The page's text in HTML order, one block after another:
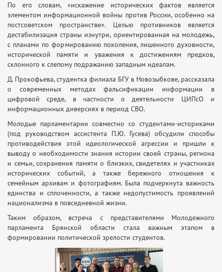
По его словам, «искажение исторических фактов является
элементом информационной войны против России, особенно на
постсоветском пространстве». Целью противников является
дестабилизация страны изнутри, ориентированная на молодежь,
с планами по формированию поколения, лишенного духовности,
исторической памяти и уважения к достижениям предков,
склонного к слепому подражанию западным идеалам.
Д. Прокофьева, студентка филиала БГУ в Новозыбкове, рассказала
о современных методах фальсификации информации в
цифровой среде, в частности о деятельности ЦИПсО и
информационных диверсиях в период СВО.
Молодые парламентарии совместно со студентами-историками
(под руководством ассистента П.Ю. Гусева) обсудили способы
противодействия этой идеологической агрессии и пришли к
выводу о необходимости знания истории своей страны, региона
и семьи, сохранения памяти о близких, свидетелях и участниках
исторических событий, а также бережного отношения к
семейным архивам и фотографиям. Была подчеркнута важность
единства и сплоченности, а также недопустимость проявлений
национализма в повседневной жизни.
Таким образом, встреча с представителями Молодежного
парламента Брянской области стала важным этапом в
формировании политической зрелости студентов.